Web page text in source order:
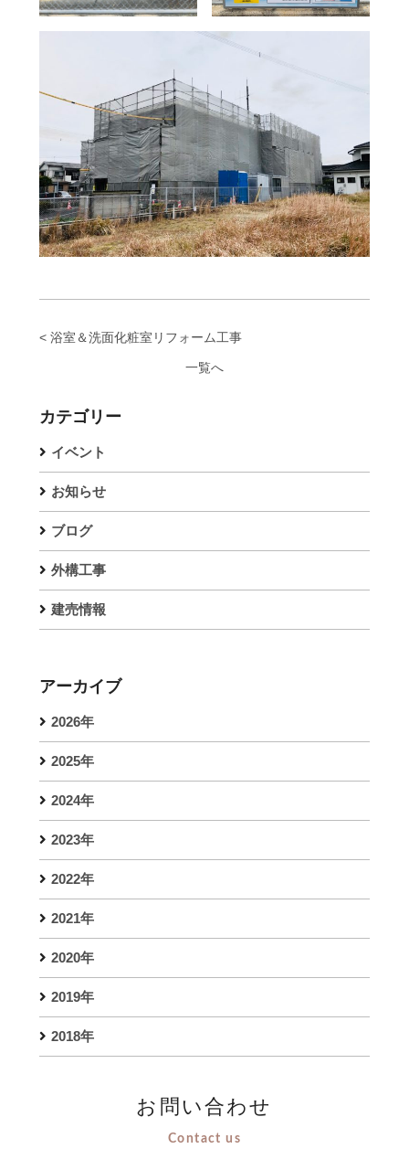
< 浴室＆洗面化粧室リフォーム工事
一覧へ
カテゴリー
イベント
お知らせ
ブログ
外構工事
建売情報
アーカイブ
2026年
2025年
2024年
2023年
2022年
2021年
2020年
2019年
2018年
お問い合わせ
Contact us